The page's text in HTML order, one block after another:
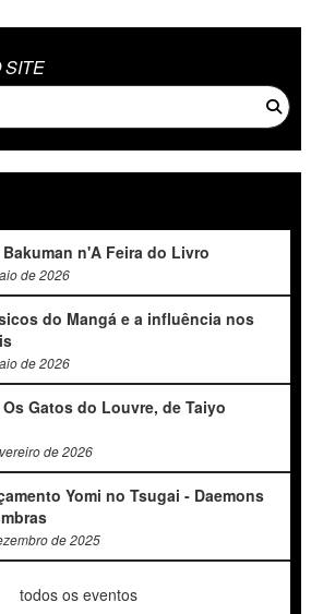
SITE
n'A Feira do Livro
de 2026
do Mangá e a influência nos
de 2026
Gatos do Louvre, de Taiyo
de 2026
Yomi no Tsugai - Daemons
de 2025
todos os eventos